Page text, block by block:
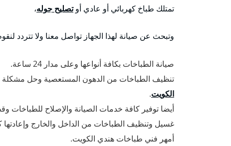
تمتلك طباخ كهربائي أو عادي أوتصليح جوله،
وتبحث عن صيانة لهذا الجهاز تواصل معنا ولا تتردد
صيانة الطباخات بكافة أنواعها وعلى مدار 24 ساعة.
تنظيف الطباخات من الدهون المستعصية وحل مشكلة
الكويت.
أيضا توفير كافة خدمات الصيانة والإصلاح للطباخات
غسيل وتنظيف الطباخات من الداخل والخارج
أمهر فني طباخات هندي الكويت.